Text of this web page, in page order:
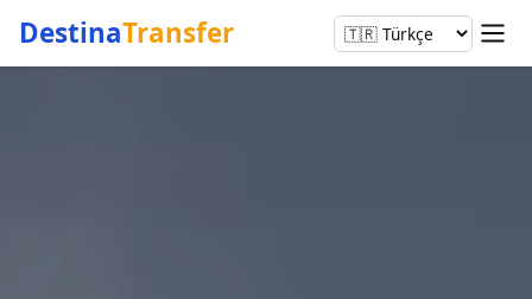
DestinaTransfer